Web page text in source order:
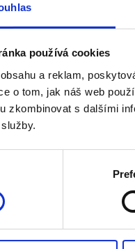
používá cookies
a reklam,
o tom, jak náš web
zkombinovat s dalšími
215 obsahuje: